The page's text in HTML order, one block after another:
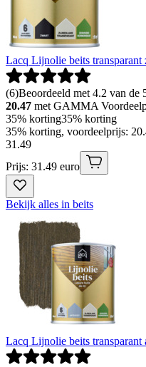
Lacq Lijnolie beits transparant
(6)Beoordeeld met 4.2 van de
20.47 met GAMMA
35% korting35% korting
35% korting, voordeelprijs:
31 .49
Prijs: 31.49 euro
Bekijk alles in beits
Lacq Lijnolie beits transparant